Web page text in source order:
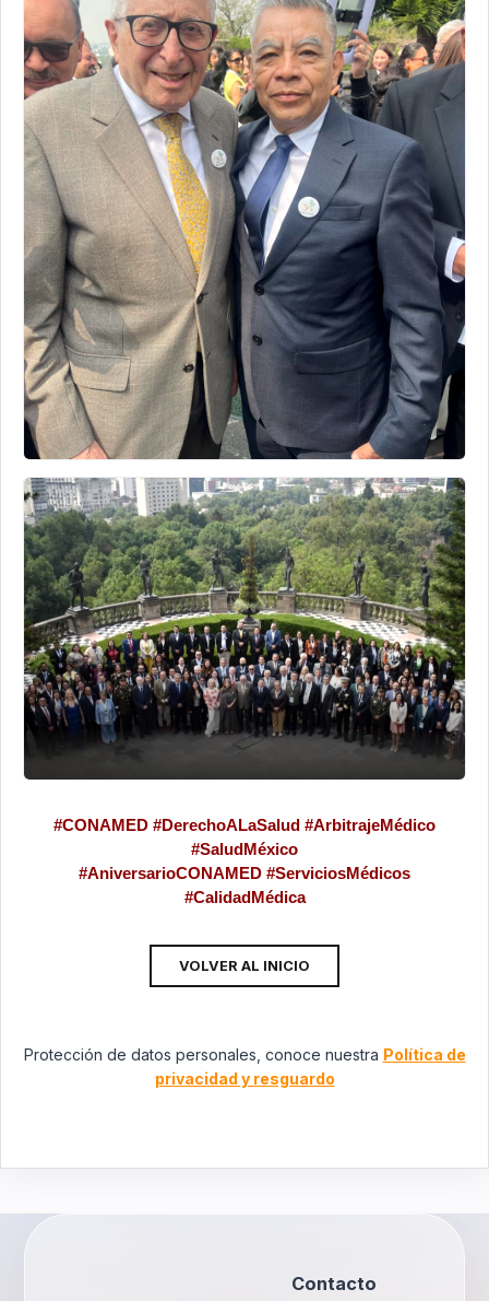
#CONAMED #DerechoALaSalud #ArbitrajeMédico
#SaludMéxico
#AniversarioCONAMED #ServiciosMédicos
#CalidadMédica
VOLVER AL INICIO
Protección de datos personales, conoce nuestra Política de
privacidad y resguardo
Contacto